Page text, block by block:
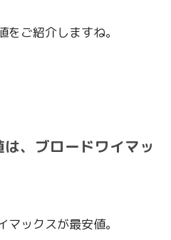
ご紹介しますね。
、ブロードワイマッ
ックスが最安値。